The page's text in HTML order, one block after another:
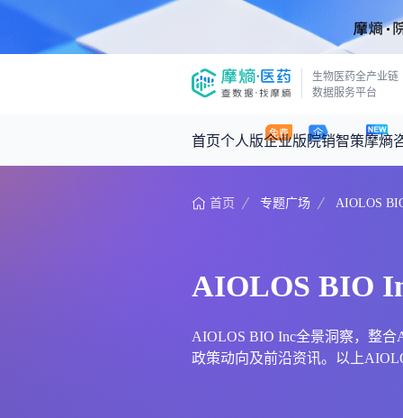
生物医药全产业链
数据服务平台
首页个人版企业版院销智策摩熵
咨询服务
产品立项评估及管线规划
投资决策与交易估值
摩熵原创
深度分析
投融资
时讯
数据中心
基于市场数据，为您提供全面的市场
王中健
首页 专题广场 AIOLOS
AIOLOS BIO
AIOLOS BIO Inc全景洞察，整
政策动向及前沿资讯。以上